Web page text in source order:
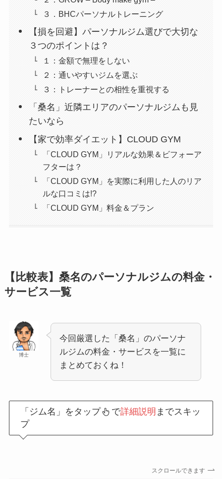
３．BHCパーソナルトレーニング
【損を回避】パーソナルジム選びで大切な
３つのポイントは？
１：金額で無理をしない
２：通いやすいジムを選ぶ
３：トレーナーとの相性を重視する
「桑名」近隣エリアのパーソナルジムも見
たいなら
【家で効率ダイエット】CLOUD GYM
「CLOUD GYM」リアルな効果＆ビフォーア
フターは？
「CLOUD GYM」を実際に利用した人のリア
ルな口コミは!?
「CLOUD GYM」料金＆プラン
【比較表】桑名のパーソナルジムの料金・
サービス一覧
博士
今回厳選した「桑名」のパーソナ
ルジムの料金・サービスを一覧に
まとめておくね！
「ジム名」をタップ で詳細説明 までスキッ
プ
スクロールできます